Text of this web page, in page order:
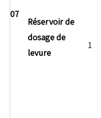
07
Réservoir de
dosage de
levure
1